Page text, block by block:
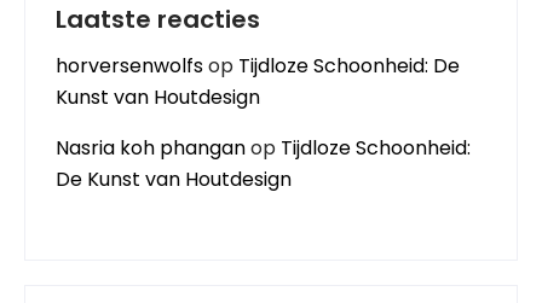
Laatste reacties
horversenwolfsop Tijdloze Schoonheid: De
Kunst van Houtdesign
Nasria koh phanganop Tijdloze Schoonheid:
De Kunst van Houtdesign